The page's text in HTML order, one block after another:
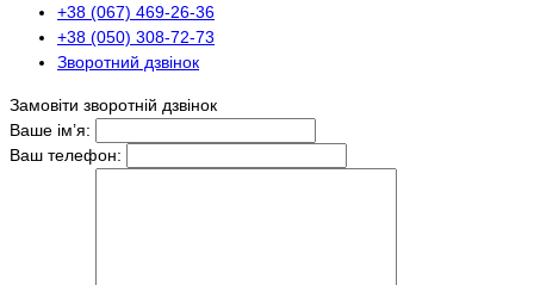
+38 (067) 469-26-36
+38 (050) 308-72-73
Зворотний дзвінок
Замовіти зворотній дзвінок
Ваше ім’я:
Ваш телефон: